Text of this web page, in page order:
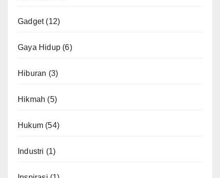
Gadget(12)
Gaya Hidup (6)
Hiburan (3)
Hikmah (5)
Hukum (54)
Industri (1)